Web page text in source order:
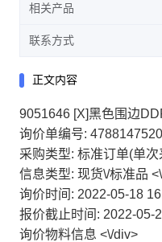
相关产品
联系方式
正文内容
9051646 [X]黑色围边
询价单编号:
采购类型: 标准订单(单
信息类型: 现货\/标准品
询价时间: 2022-05-18
报价截止时间: 2022-05-
询价物料信息 <\/div>